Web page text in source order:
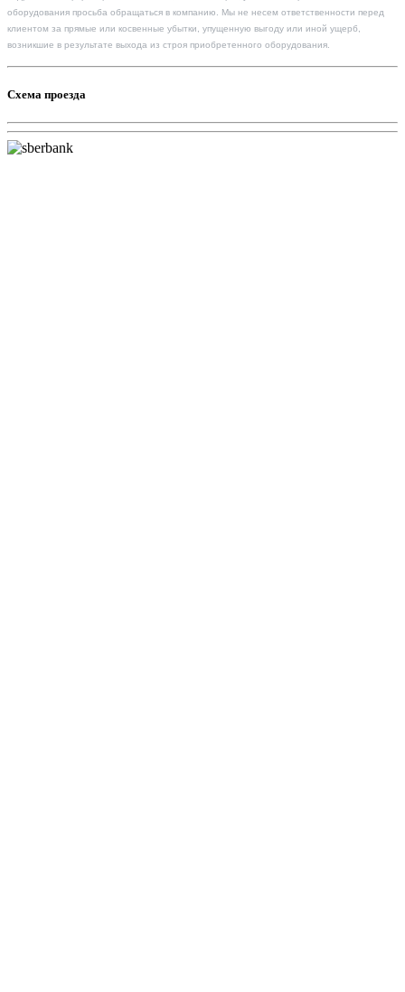
оборудования просьба обращаться в компанию. Мы не несем ответственности перед
клиентом за прямые или косвенные убытки, упущенную выгоду или иной ущерб,
возникшие в результате выхода из строя приобретенного оборудования.
Схема проезда